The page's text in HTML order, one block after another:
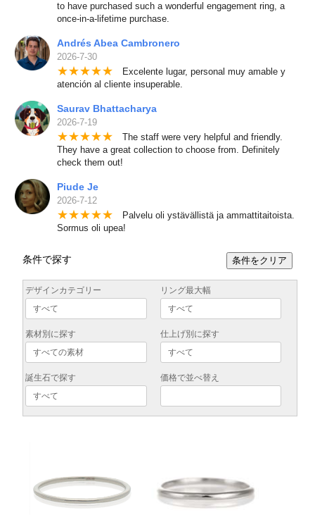
to have purchased such a wonderful engagement ring, a
once-in-a-lifetime purchase.
Andrés Abea Cambronero
2026-7-30
★★★★★ Excelente lugar, personal muy amable y
atención al cliente insuperable.
Saurav Bhattacharya
2026-7-19
★★★★★ The staff were very helpful and friendly.
They have a great collection to choose from. Definitely
check them out!
Piude Je
2026-7-12
★★★★★ Palvelu oli ystävällistä ja ammattitaitoista.
Sormus oli upea!
条件で探す 条件をクリア
デザインカテゴリー リング最大幅
素材別に探す 仕上げ別に探す
誕生石で探す 価格で並べ替え